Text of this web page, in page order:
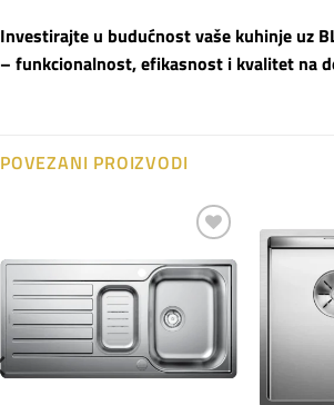
Investirajte u budućnost vaše kuhinje uz
– funkcionalnost, efikasnost i kvalitet na
POVEZANI PROIZVODI
Dodaj
na
listu